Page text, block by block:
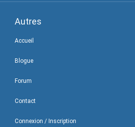
Autres
Accueil
Blogue
Forum
Contact
Connexion / Inscription